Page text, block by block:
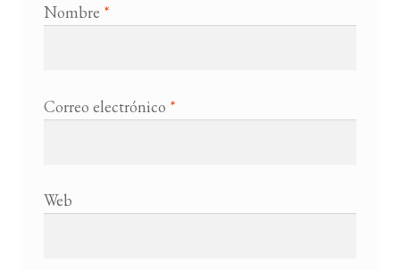
Nombre *
Correo electrónico *
Web